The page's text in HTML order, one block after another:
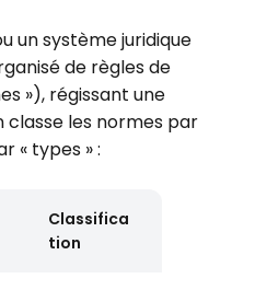
un système juridique
de règles de
»), régissant une
classe les normes par
« types » :
Classifica
tion